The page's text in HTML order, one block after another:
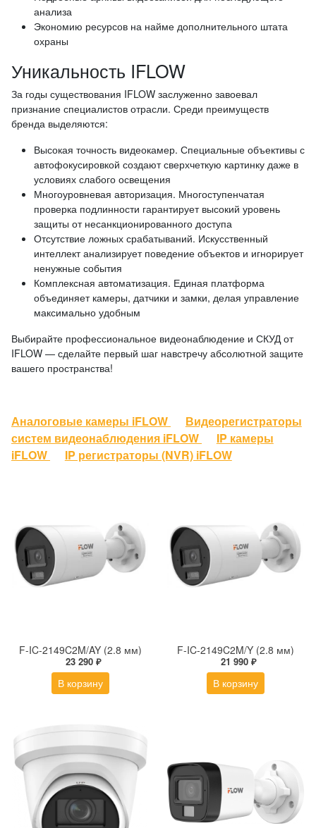
анализа
Экономию ресурсов на найме дополнительного штата
охраны
Уникальность IFLOW
За годы существования IFLOW заслуженно завоевал
признание специалистов отрасли. Среди преимуществ
бренда выделяются:
Высокая точность видеокамер. Специальные объективы с
автофокусировкой создают сверхчеткую картинку даже в
условиях слабого освещения
Многоуровневая авторизация. Многоступенчатая
проверка подлинности гарантирует высокий уровень
защиты от несанкционированного доступа
Отсутствие ложных срабатываний. Искусственный
интеллект анализирует поведение объектов и игнорирует
ненужные события
Комплексная автоматизация. Единая платформа
объединяет камеры, датчики и замки, делая управление
максимально удобным
Выбирайте профессиональное видеонаблюдение и СКУД от
IFLOW — сделайте первый шаг навстречу абсолютной защите
вашего пространства!
Аналоговые камеры iFLOW
Видеорегистраторы
систем видеонаблюдения iFLOW
IP камеры
iFLOW
IP регистраторы (NVR) iFLOW
F-IC-2149C2M/AY (2.8 мм)
23 290 ₽
В корзину
F-IC-2149C2M/Y (2.8 мм)
21 990 ₽
В корзину